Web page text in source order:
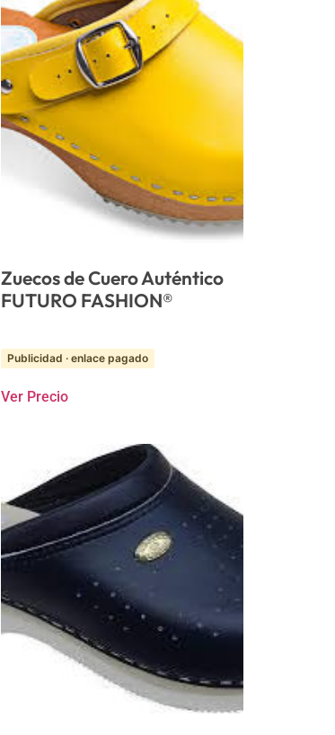
Zuecos de Cuero Auténtico
FUTURO FASHION®
Publicidad · enlace pagado
Ver Precio